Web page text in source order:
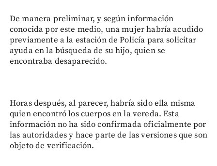
De manera preliminar, y según información
conocida por este medio, una mujer habría acudido
previamente a la estación de Policía para solicitar
ayuda en la búsqueda de su hijo, quien se
encontraba desaparecido.
Horas después, al parecer, habría sido ella misma
quien encontró los cuerpos en la vereda. Esta
información no ha sido confirmada oficialmente por
las autoridades y hace parte de las versiones que son
objeto de verificación.